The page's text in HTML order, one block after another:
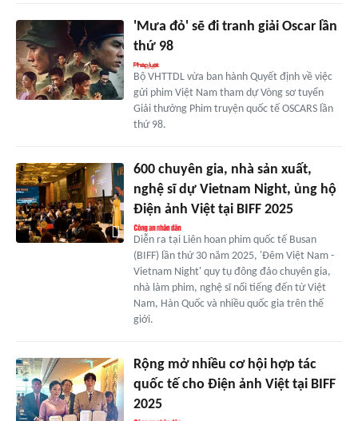
'Mưa đỏ' sẽ đi tranh giải Oscar lần
thứ 98
Bộ VHTTDL vừa ban hành Quyết định về việc
gửi phim Việt Nam tham dự Vòng sơ tuyển
Giải thưởng Phim truyện quốc tế OSCARS lần
thứ 98.
600 chuyên gia, nhà sản xuất,
nghệ sĩ dự Vietnam Night, ủng hộ
Điện ảnh Việt tại BIFF 2025
Diễn ra tại Liên hoan phim quốc tế Busan
(BIFF) lần thứ 30 năm 2025, 'Đêm Việt Nam -
Vietnam Night' quy tụ đông đảo chuyên gia,
nhà làm phim, nghệ sĩ nổi tiếng đến từ Việt
Nam, Hàn Quốc và nhiều quốc gia trên thế
giới.
Rộng mở nhiều cơ hội hợp tác
quốc tế cho Điện ảnh Việt tại BIFF
2025